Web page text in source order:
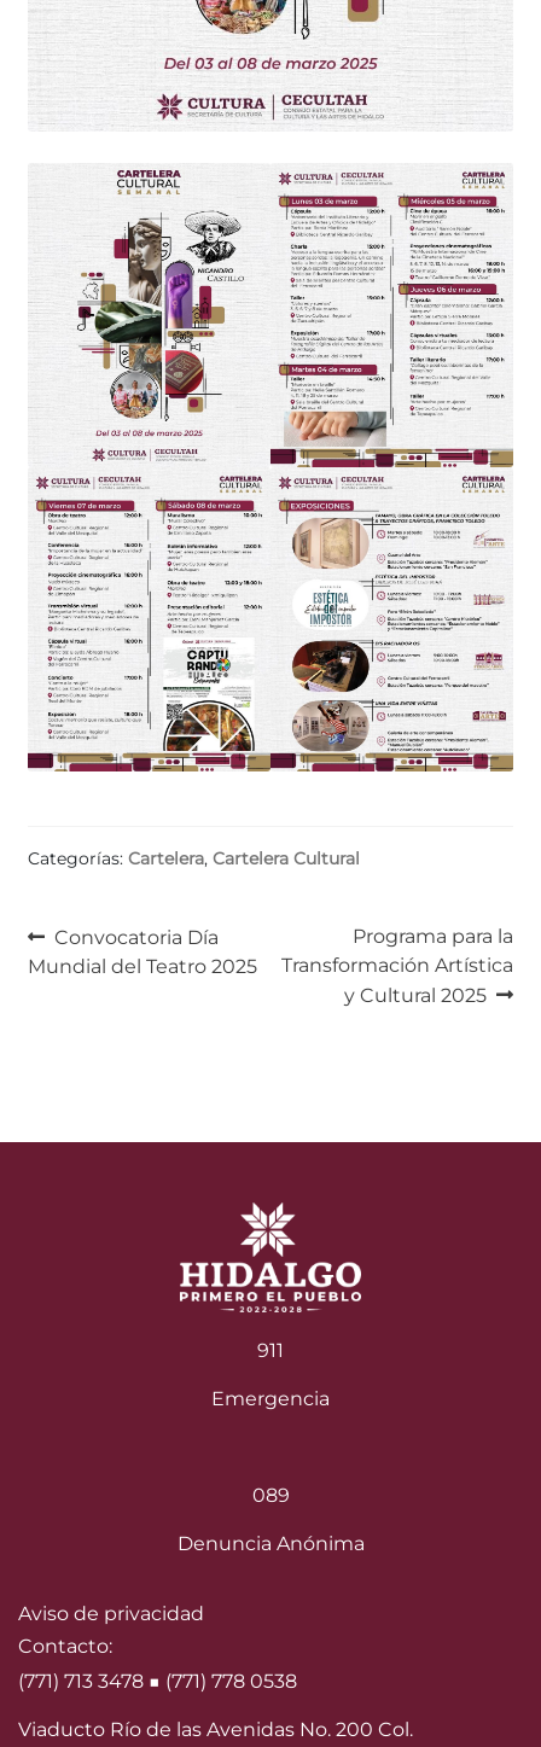
Categorías: Cartelera, Cartelera Cultural
Navegación
de
Anterior:
Convocatoria Día
Mundial del Teatro 2025
Siguiente:
Programa para la
Transformación Artística
y Cultural 2025
911
Emergencia
089
Denuncia Anónima
Aviso de privacidad
Contacto:
(771) 713 3478 ■ (771) 778 0538
Viaducto Río de las Avenidas No. 200 Col.